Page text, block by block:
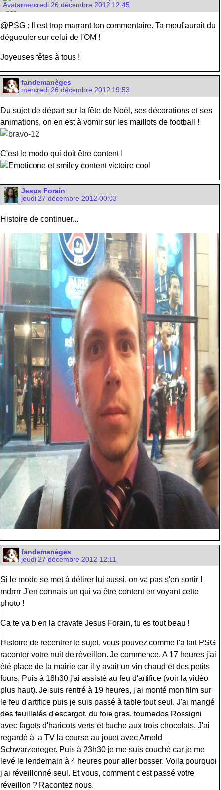
mercredi 26 décembre 2012 12:45
@PSG : Il est trop marrant ton commentaire. Ta meuf aurait du
dégueuler sur celui de l'OM !
Joyeuses fêtes à tous !
fandemanèges
mercredi 26 décembre 2012 19:53
Du sujet de départ sur la fête de Noël, ses décorations et ses
animations, on en est à vomir sur les maillots de football !
C'est le modo qui doit être content !
Jesus Forain
jeudi 27 décembre 2012 00:03
Histoire de continuer...
fandemanèges
jeudi 27 décembre 2012 12:11
Si le modo se met à délirer lui aussi, on va pas s'en sortir !
mdrrrr J'en connais un qui va être content en voyant cette
photo !
Ca te va bien la cravate Jesus Forain, tu es tout beau !
Histoire de recentrer le sujet, vous pouvez comme l'a fait PSG
raconter votre nuit de réveillon. Je commence. A 17 heures j'ai
été place de la mairie car il y avait un vin chaud et des petits
fours. Puis à 18h30 j'ai assisté au feu d'artifice (voir la vidéo
plus haut). Je suis rentré à 19 heures, j'ai monté mon film sur
le feu d'artifice puis je suis passé à table tout seul. J'ai mangé
des feuilletés d'escargot, du foie gras, tournedos Rossigni
avec fagots d'haricots verts et buche aux trois chocolats. J'ai
regardé à la TV la course au jouet avec Arnold
Schwarzeneger. Puis à 23h30 je me suis couché car je me
levé le lendemain à 4 heures pour aller bosser. Voila pourquoi
j'ai réveillonné seul. Et vous, comment c'est passé votre
réveillon ? Racontez nous.